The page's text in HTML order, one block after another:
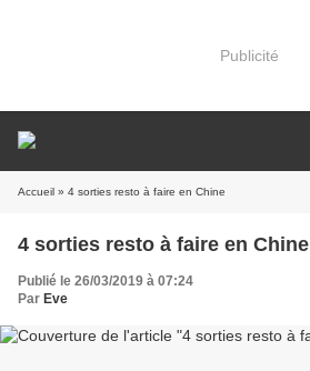
Publicité
Accueil » 4 sorties resto à faire en Chine
4 sorties resto à faire en Chine
Publié le 26/03/2019 à 07:24
Par Eve